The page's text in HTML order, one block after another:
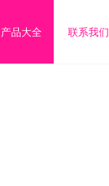
产品大全 联系我们